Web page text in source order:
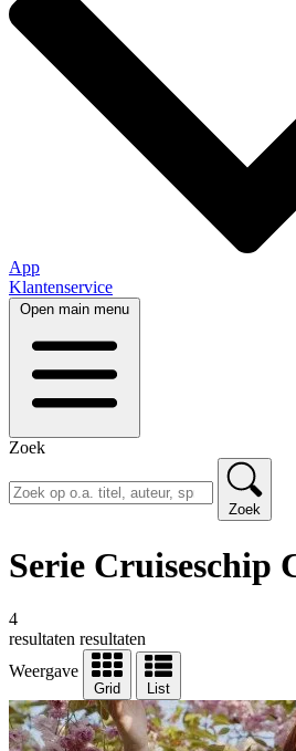
App
Klantenservice
Open main menu
Zoek
Zoek
Serie Cruiseschip
4
resultaten resultaten
Weergave
Grid List